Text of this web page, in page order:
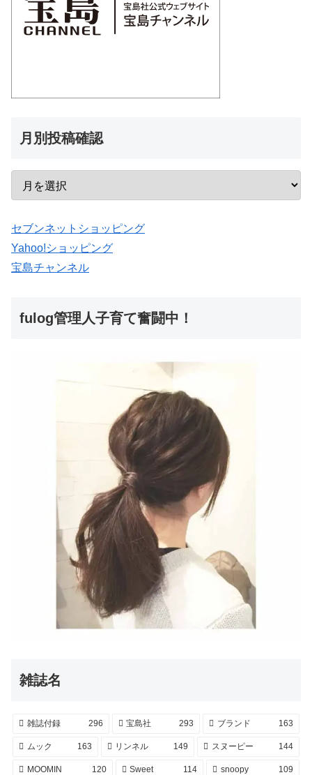
月別投稿確認
セブンネットショッピング
Yahoo!ショッピング
宝島チャンネル
fulog管理人子育て奮闘中！
雑誌名
雑誌付録 296 宝島社 293 ブランド 163
ムック 163 リンネル 149 スヌーピー 144
MOOMIN 120 Sweet 114 snoopy 109